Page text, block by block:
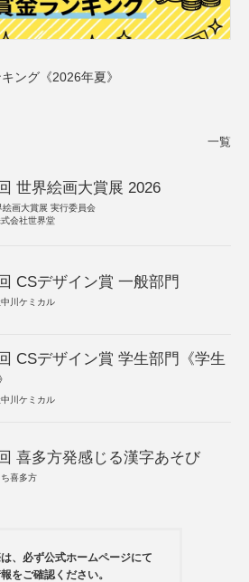
ング《2026年夏》
一覧
世界絵画大賞展 2026
絵画大賞展 実行委員会
会社世界堂
CSデザイン賞 一般部門
川ケミカル
CSデザイン賞 学生部門《学生
川ケミカル
喜多方発感じる漢字あそび
喜多方
、必ず公式ホームページにて
をご確認ください。